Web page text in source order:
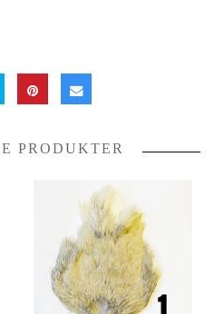
PRODUKTER